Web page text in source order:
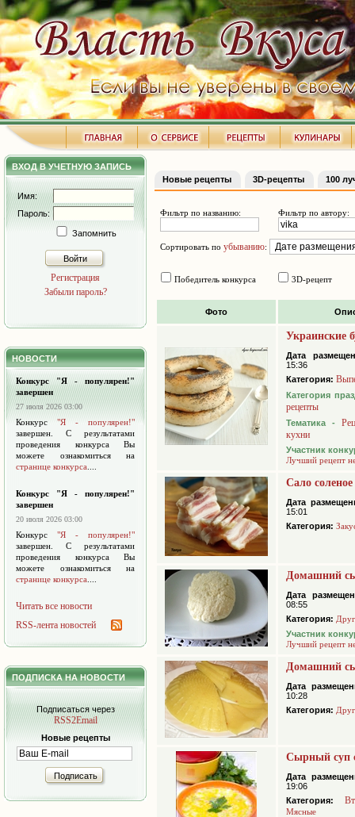
ВХОД В УЧЕТНУЮ ЗАПИСЬ
Имя:
Пароль:
Запомнить
Войти
Регистрация
Забыли пароль?
НОВОСТИ
Конкурс "Я - популярен!"
завершен
27 июля 2026 03:00
Конкурс "Я - популярен!"
завершен. С результатами
проведения конкурса Вы
можете ознакомиться на
странице конкурса
Конкурс "Я - популярен!"
завершен
20 июля 2026 03:00
Конкурс "Я - популярен!"
завершен. С результатами
проведения конкурса Вы
можете ознакомиться на
странице конкурса
Читать все новости
RSS-лента новостей
ПОДПИСКА НА НОВОСТИ
Подписаться через
RSS2Email
Новые рецепты
Подписать
Новые рецепты 3D-рецепты 100
Фильтр по названию: Фильтр по автору:
Сортировать по убыванию:
Победитель конкурса 3D-рецепт
Фото
Украинские
Дата
15:36
Категория:
Категория
рецепты
Тематика -
кухни
Участник
Лучший рецепт
Сало соленое
Дата
15:01
Категория:
Домашний
Дата
08:55
Категория:
Участник
Лучший рецепт
Домашний
Дата
10:28
Категория:
Сырный суп
Дата
19:06
Категория:
Мясные